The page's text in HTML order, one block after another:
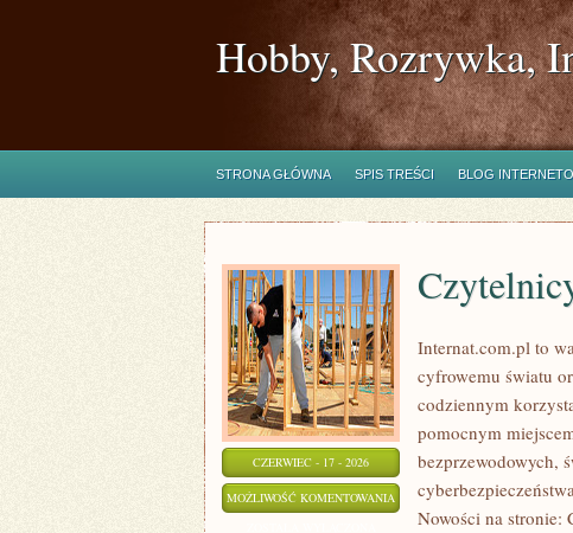
Hobby, Rozrywka,
STRONA GŁÓWNA SPIS TREŚCI BLOG
CZERWIEC - 17 - 2026
MOŻLIWOŚĆ KOMENTOWANIA CZYTELNICY
Internat.com.pl to
cyfrowemu światu
codziennym
pomocnym
bezprzewodowych,
Nowości na stronie: